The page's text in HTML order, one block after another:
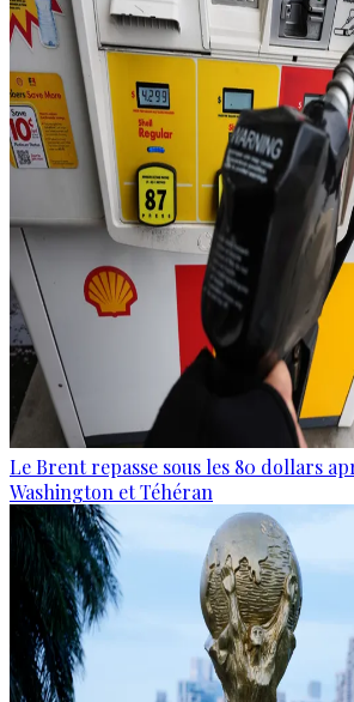
Le Brent repasse sous les 80 dollars
Washington et Téhéran